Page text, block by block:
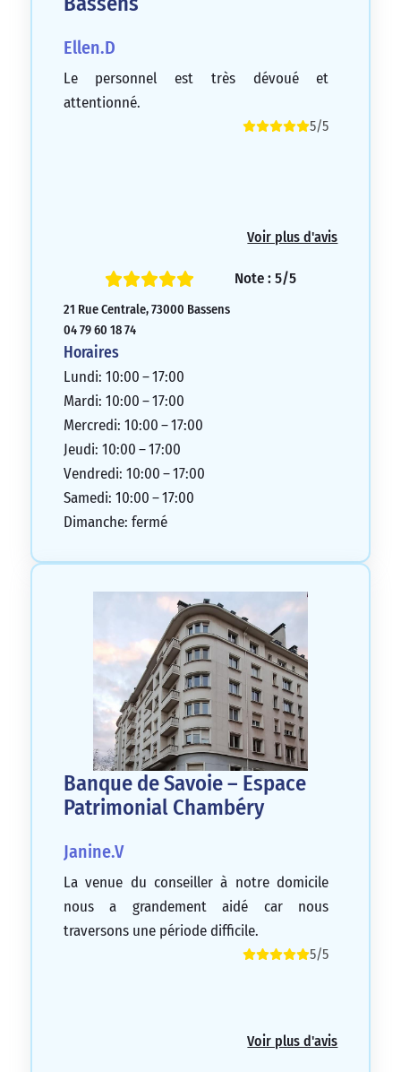
Ellen.D
Le personnel est très dévoué et
attentionné.
5/5
Voir plus d'avis
Note : 5/5
21 Rue Centrale, 73000 Bassens
04 79 60 18 74
Horaires
Lundi: 10:00 – 17:00
Mardi: 10:00 – 17:00
Mercredi: 10:00 – 17:00
Jeudi: 10:00 – 17:00
Vendredi: 10:00 – 17:00
Samedi: 10:00 – 17:00
Dimanche: fermé
Banque de Savoie – Espace
Patrimonial Chambéry
Janine.V
La venue du conseiller à notre domicile
nous a grandement aidé car nous
traversons une période difficile.
5/5
Voir plus d'avis